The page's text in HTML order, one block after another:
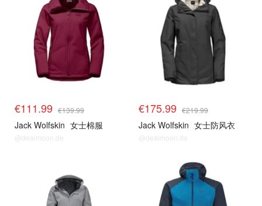
€111.99 €139.99
Jack Wolfskin 女士棉服
@dealmoon.de
€175.99 €219.99
Jack Wolfskin 女士防风衣
@dealmoon.de